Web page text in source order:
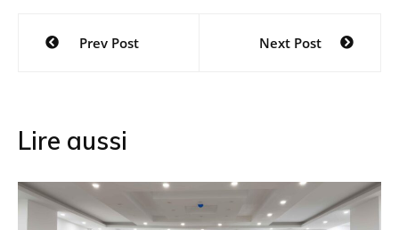
Navigation
Prev Post Next Post
Lire aussi